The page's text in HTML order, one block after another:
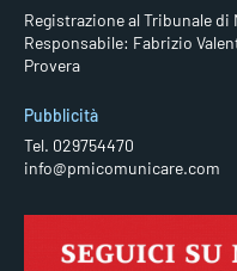
Registrazione al Tribunale di
Responsabile: Fabrizio
Provera
Pubblicità
Tel. 029754470
info@pmicomunicare.com